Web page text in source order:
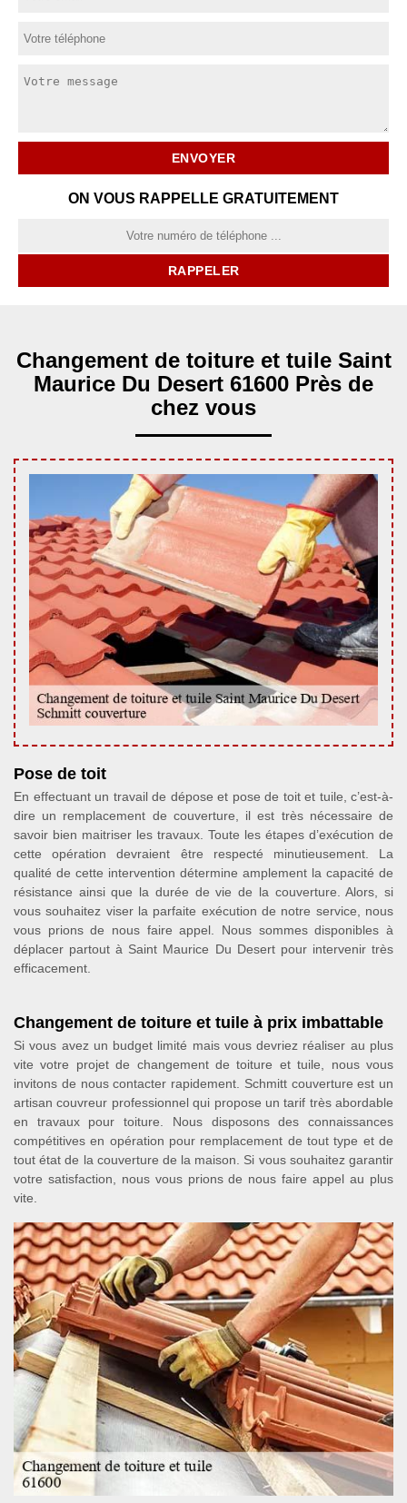
ON VOUS RAPPELLE GRATUITEMENT
Changement de toiture et tuile Saint
Maurice Du Desert 61600 Près de
chez vous
Pose de toit
En effectuant un travail de dépose et pose de toit et tuile, c’est-à-
dire un remplacement de couverture, il est très nécessaire de
savoir bien maitriser les travaux. Toute les étapes d’exécution de
cette opération devraient être respecté minutieusement. La
qualité de cette intervention détermine amplement la capacité de
résistance ainsi que la durée de vie de la couverture. Alors, si
vous souhaitez viser la parfaite exécution de notre service, nous
vous prions de nous faire appel. Nous sommes disponibles à
déplacer partout à Saint Maurice Du Desert pour intervenir très
efficacement.
Changement de toiture et tuile à prix imbattable
Si vous avez un budget limité mais vous devriez réaliser au plus
vite votre projet de changement de toiture et tuile, nous vous
invitons de nous contacter rapidement. Schmitt couverture est un
artisan couvreur professionnel qui propose un tarif très abordable
en travaux pour toiture. Nous disposons des connaissances
compétitives en opération pour remplacement de tout type et de
tout état de la couverture de la maison. Si vous souhaitez garantir
votre satisfaction, nous vous prions de nous faire appel au plus
vite.